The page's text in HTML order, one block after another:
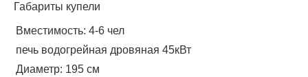
Габариты купели
Вместимость: 4-6 чел
печь водогрейная дровяная 45кВт
Диаметр: 195 см